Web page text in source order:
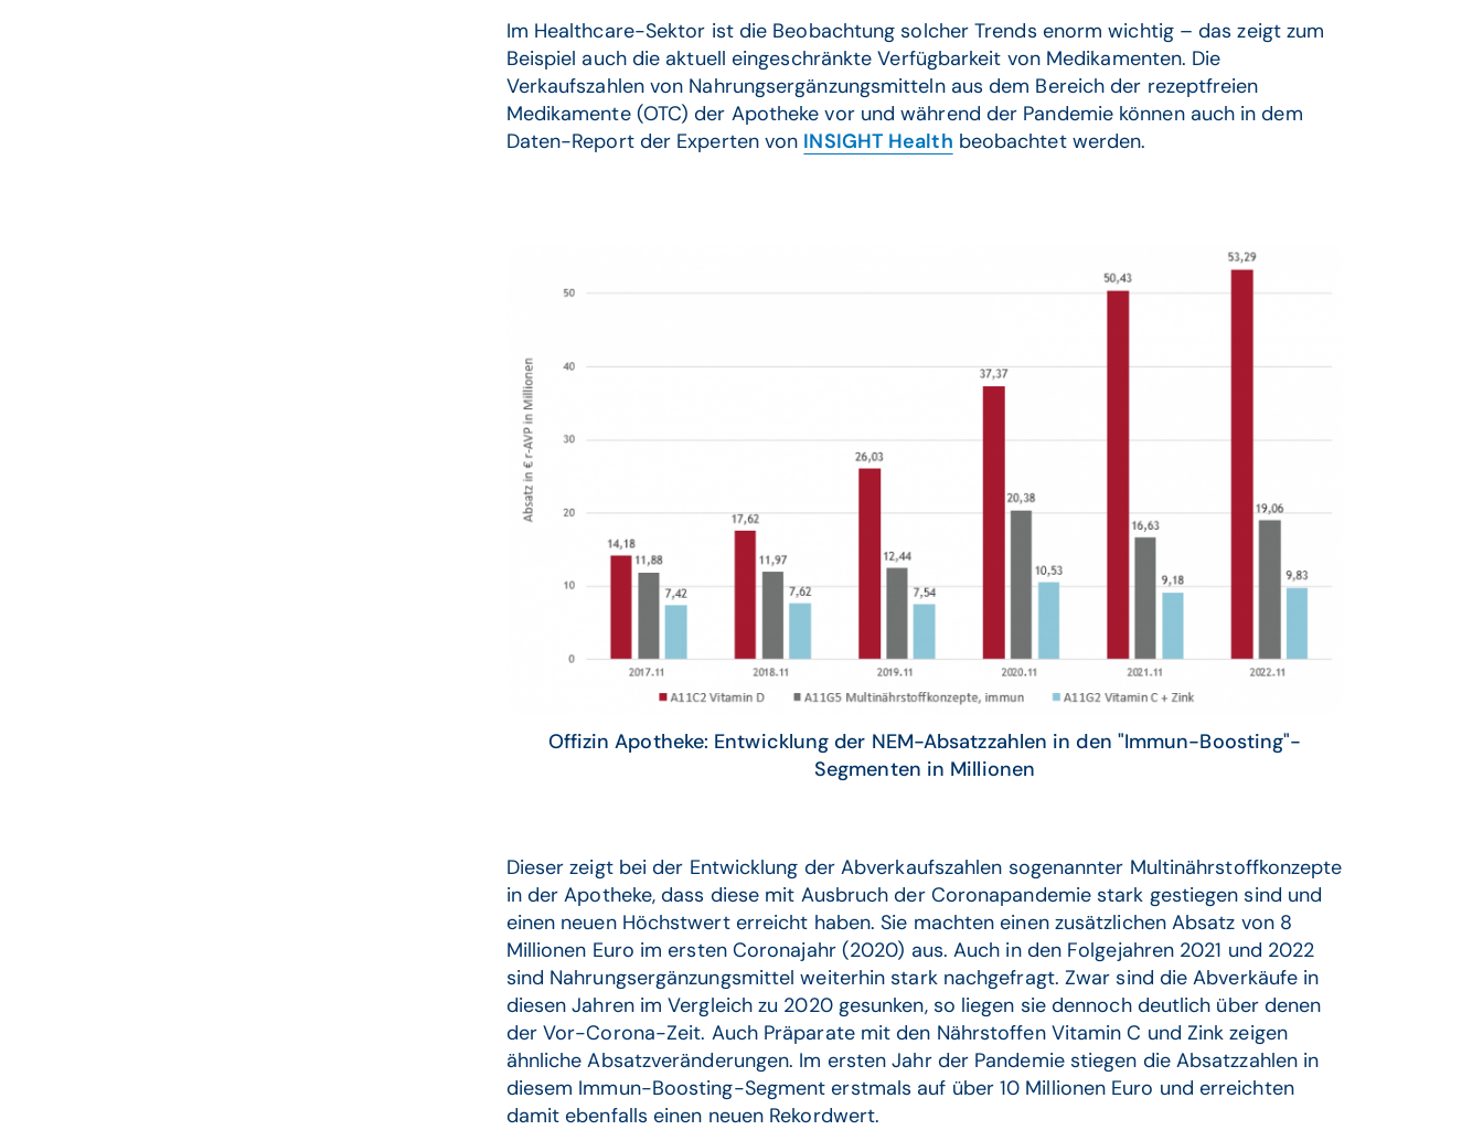
Im Healthcare-Sektor ist die Beobachtung solcher Trends enorm wichtig – das zeigt zum
Beispiel auch die aktuell eingeschränkte Verfügbarkeit von Medikamenten. Die
Verkaufszahlen von Nahrungsergänzungsmitteln aus dem Bereich der rezeptfreien
Medikamente (OTC) der Apotheke vor und während der Pandemie können auch in dem
Daten-Report der Experten von INSIGHT Health beobachtet werden.
Offizin Apotheke: Entwicklung der NEM-Absatzzahlen in den "Immun-Boosting"-
Segmenten in Millionen
Dieser zeigt bei der Entwicklung der Abverkaufszahlen sogenannter Multinährstoffkonzepte
in der Apotheke, dass diese mit Ausbruch der Coronapandemie stark gestiegen sind und
einen neuen Höchstwert erreicht haben. Sie machten einen zusätzlichen Absatz von 8
Millionen Euro im ersten Coronajahr (2020) aus. Auch in den Folgejahren 2021 und 2022
sind Nahrungsergänzungsmittel weiterhin stark nachgefragt. Zwar sind die Abverkäufe in
diesen Jahren im Vergleich zu 2020 gesunken, so liegen sie dennoch deutlich über denen
der Vor-Corona-Zeit. Auch Präparate mit den Nährstoffen Vitamin C und Zink zeigen
ähnliche Absatzveränderungen. Im ersten Jahr der Pandemie stiegen die Absatzzahlen in
diesem Immun-Boosting-Segment erstmals auf über 10 Millionen Euro und erreichten
damit ebenfalls einen neuen Rekordwert.